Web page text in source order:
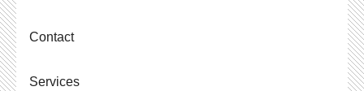
Contact
Ser­vices